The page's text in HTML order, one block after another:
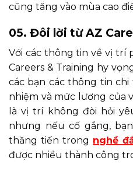
cũng tăng vào mùa cao
05. Đôi lời từ AZ
Với các thông tin về vị trí
Careers & Training hy
các bạn các thông tin
nhiệm và mức lương của
là vị trí không đòi hỏi
nhưng nếu cố gắng,
thăng tiến trong nghề
được nhiều thành công